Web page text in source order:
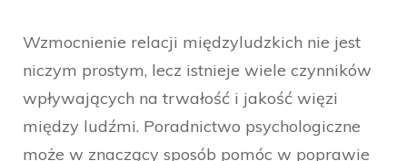
Wzmocnienie relacji międzyludzkich nie jest
niczym prostym, lecz istnieje wiele czynników
wpływających na trwałość i jakość więzi
między ludźmi. Poradnictwo psychologiczne
może w znaczący sposób pomóc w poprawie